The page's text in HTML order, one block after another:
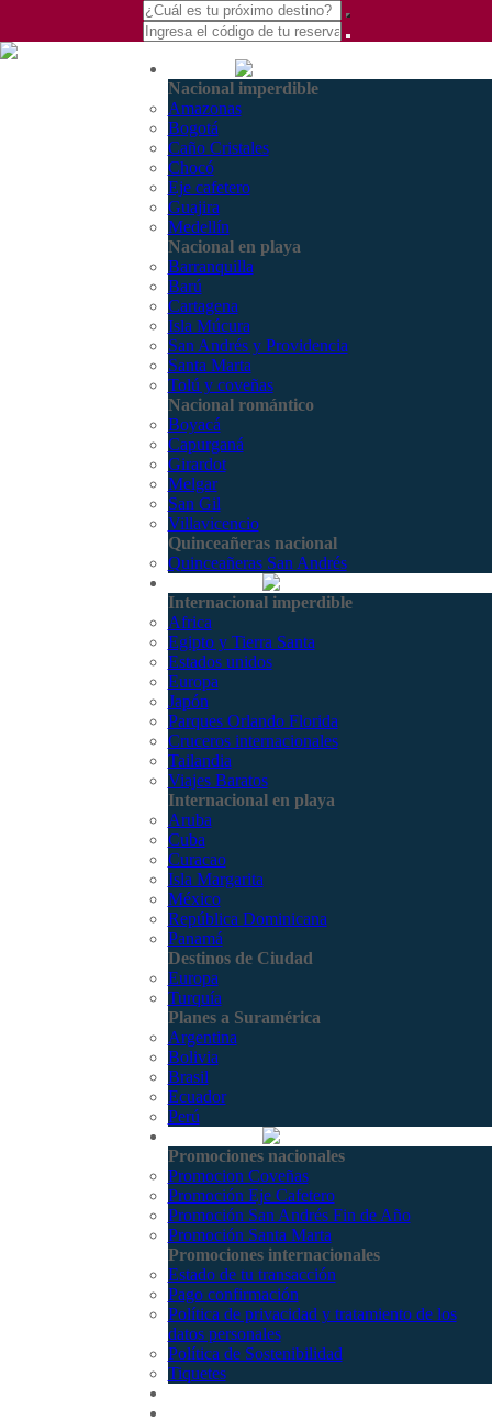
Nacional imperdible
Amazonas
Bogotá
Caño Cristales
Chocó
Eje cafetero
Guajira
Medellín
Nacional en playa
Barranquilla
Barú
Cartagena
Isla Múcura
San Andrés y Providencia
Santa Marta
Tolú y coveñas
Nacional romántico
Boyacá
Capurganá
Girardot
Melgar
San Gil
Villavicencio
Quinceañeras nacional
Quinceañeras San Andrés
Internacional imperdible
Africa
Egipto y Tierra Santa
Estados unidos
Europa
Japón
Parques Orlando Florida
Cruceros internacionales
Tailandia
Viajes Baratos
Internacional en playa
Aruba
Cuba
Curacao
Isla Margarita
México
República Dominicana
Panamá
Destinos de Ciudad
Europa
Turquía
Planes a Suramérica
Argentina
Bolivia
Brasil
Ecuador
Perú
Promociones nacionales
Promocion Coveñas
Promoción Eje Cafetero
Promoción San Andrés Fin de Año
Promoción Santa Marta
Promociones internacionales
Estado de tu transacción
Pago confirmación
Política de privacidad y tratamiento de los
datos personales
Política de Sostenibilidad
Tiquetes